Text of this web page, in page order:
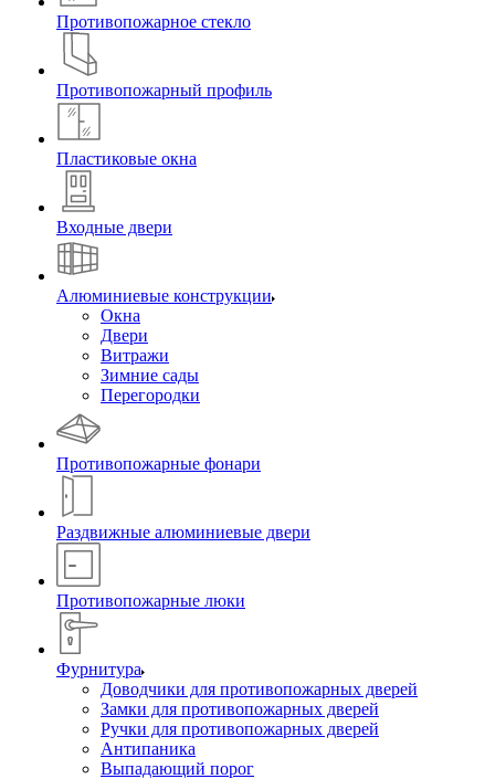
Противопожарное стекло
Противопожарный профиль
Пластиковые окна
Входные двери
Алюминиевые конструкции
Окна
Двери
Витражи
Зимние сады
Перегородки
Противопожарные фонари
Раздвижные алюминиевые двери
Противопожарные люки
Фурнитура
Доводчики для противопожарных дверей
Замки для противопожарных дверей
Ручки для противопожарных дверей
Антипаника
Выпадающий порог